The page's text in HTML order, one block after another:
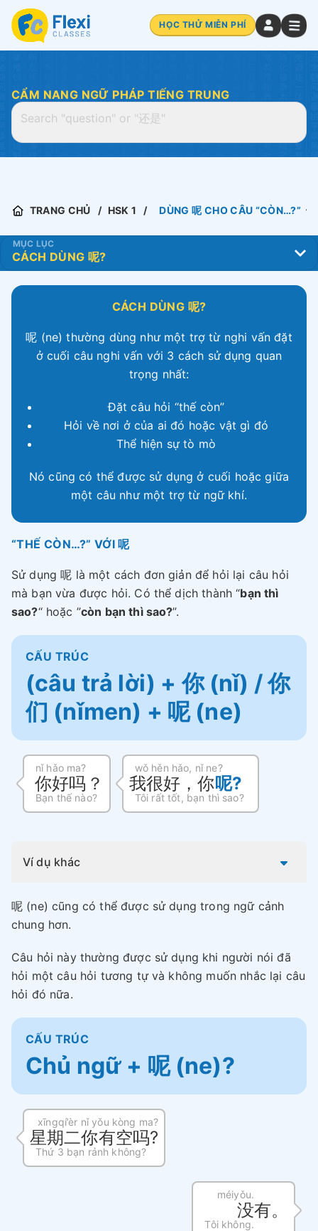
HỌC THỬ MIỄN PHÍ
CẨM NANG NGỮ PHÁP TIẾNG TRUNG
TRANG CHỦ HSK 1 DÙNG 呢 CHO CÂU “CÒN…?”
MỤC LỤC
CÁCH DÙNG 呢?
呢 (ne) thường dùng như một trợ từ nghi vấn đặt
ở cuối câu nghi vấn với 3 cách sử dụng quan
trọng nhất:
Đặt câu hỏi “thế còn”
Hỏi về nơi ở của ai đó hoặc vật gì đó
Thể hiện sự tò mò
Nó cũng có thể được sử dụng ở cuối hoặc giữa
một câu như một trợ từ ngữ khí.
“THẾ CÒN…?” VỚI 呢
Sử dụng 呢 là một cách đơn giản để hỏi lại câu hỏi
mà bạn vừa được hỏi. Có thể dịch thành “bạn thì
sao?“ hoặc ”còn bạn thì sao?”.
CẤU TRÚC
(câu trả lời) + 你 (nǐ) / 你
们 (nǐmen) + 呢 (ne)
nǐ hǎo ma?
你好吗？
Bạn thế nào?
wǒ hěn hǎo, nǐ ne?
我很好，你呢?
Tôi rất tốt, bạn thì sao?
Ví dụ khác
呢 (ne) cũng có thể được sử dụng trong ngữ cảnh
chung hơn.
Câu hỏi này thường được sử dụng khi người nói đã
hỏi một câu hỏi tương tự và không muốn nhắc lại câu
hỏi đó nữa.
CẤU TRÚC
Chủ ngữ + 呢 (ne)?
xīngqí’èr nǐ yǒu kòng ma?
星期二你有空吗?
Thứ 3 bạn rảnh không?
méiyǒu.
没有。
Tôi không.